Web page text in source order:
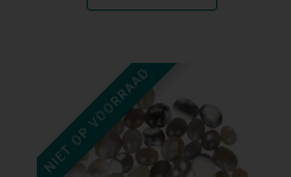
NIET OP VOORRAAD